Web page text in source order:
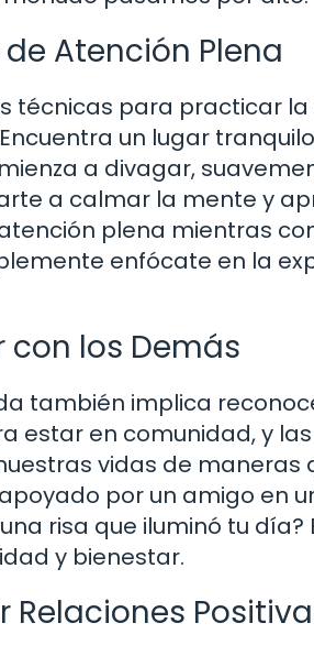
Atención Plena
técnicas para practicar
un lugar
a divagar,
a calmar la mente y
plena mientras
enfócate en la
con los Demás
también implica
estar en comunidad, y
vidas de
por un amigo en
risa que iluminó tu
y bienestar.
Relaciones